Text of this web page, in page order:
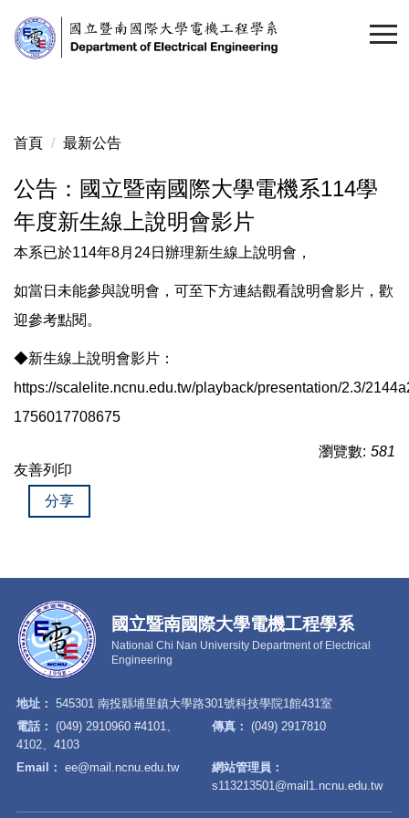
到
主
區
首頁 最新公告
公告：國立暨南國際大學電機系114學
年度新生線上說明會影片
本系已於114年8月24日辦理新生線上說明會，
如當日未能參與說明會，可至下方連結觀看說明會影片，歡
迎參考點閱。
◆新生線上說明會影片：
https://scalelite.ncnu.edu.tw/playback/presentation/2.3/
1756017708675
瀏覽數: 581
友善列印
分享
國立暨南國際大學電機工程學系
National Chi Nan University Department of Electrical
Engineering
地址： 545301 南投縣埔里鎮大學路301號科技學院1館431室
電話： (049) 2910960 #4101、
4102、4103
傳真： (049) 2917810
Email： ee@mail.ncnu.edu.tw
網站管理員：
s113213501@mail1.ncnu.edu.tw